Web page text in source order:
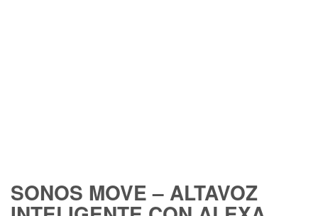
SONOS MOVE – ALTAVOZ